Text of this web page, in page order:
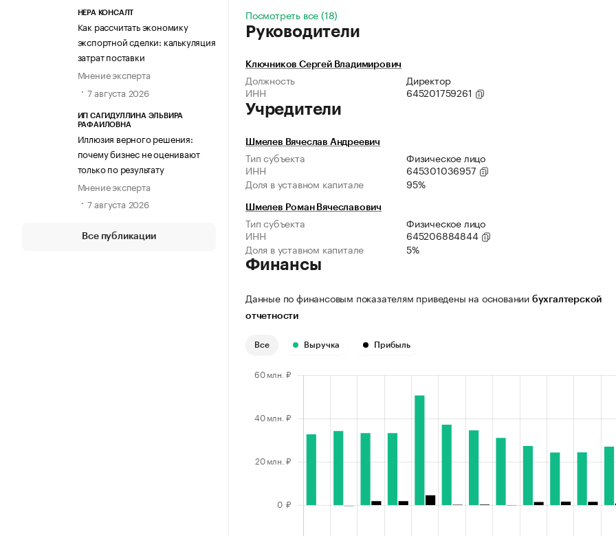
НЕРА КОНСАЛТ
Как рассчитать экономику
экспортной сделки: калькуляция
затрат поставки
Мнение эксперта
7 августа 2026
ИП САГИДУЛЛИНА ЭЛЬВИРА
РАФАИЛОВНА
Иллюзия верного решения:
почему бизнес не оценивают
только по результату
Мнение эксперта
7 августа 2026
Все публикации
Посмотреть все (18)
Руководители
Ключников Сергей Владимирович
Должность
Директор
ИНН
645201759261
Учредители
Шмелев Вячеслав Андреевич
Тип субъекта
Физическое лицо
ИНН
645301036957
Доля в уставном капитале
95%
Шмелев Роман Вячеславович
Тип субъекта
Физическое лицо
ИНН
645206884844
Доля в уставном капитале
5%
Финансы
Данные по финансовым показателям приведены на основании бухгалтерской
отчетности
Все Выручка Прибыль